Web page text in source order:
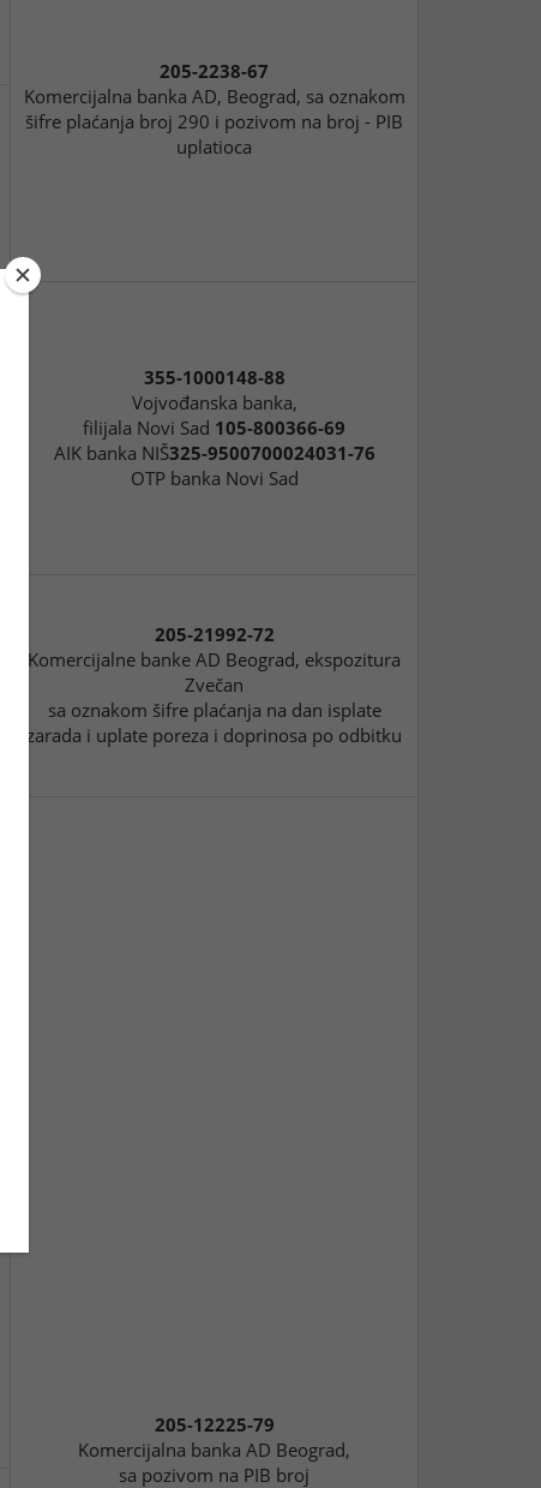
205-2238-67
Komercijalna banka AD, Beograd, sa oznakom
šifre plaćanja broj 290 i pozivom na broj - PIB
uplatioca
355-1000148-88
Vojvođanska banka,
filijala Novi Sad 105-800366-69
AIK banka NIŠ325-9500700024031-76
OTP banka Novi Sad
205-21992-72
Komercijalne banke AD Beograd, ekspozitura
Zvečan
sa oznakom šifre plaćanja na dan isplate
zarada i uplate poreza i doprinosa po odbitku
205-12225-79
Komercijalna banka AD Beograd,
sa pozivom na PIB broj